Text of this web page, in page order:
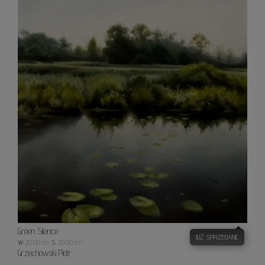
Green Silence
W: 20.00 cm S: 20.00 cm
Grzechowski Piotr
JUŻ SPRZEDANE